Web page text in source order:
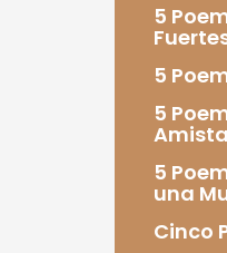
5
5
5
5
una
Cinco